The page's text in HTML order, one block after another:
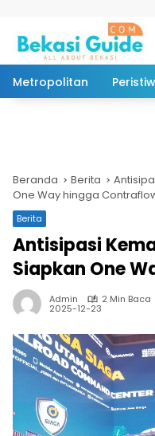
Metropolitan
Beranda Berita
One Way hingga
Berita
Antisipasi
Siapkan One
Admin 2 Min Baca
2025-12-23